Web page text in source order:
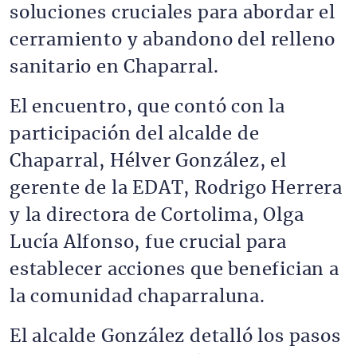
soluciones cruciales para abordar el
cerramiento y abandono del relleno
sanitario en Chaparral.
El encuentro, que contó con la
participación del alcalde de
Chaparral, Hélver González, el
gerente de la EDAT, Rodrigo Herrera
y la directora de Cortolima, Olga
Lucía Alfonso, fue crucial para
establecer acciones que benefician a
la comunidad chaparraluna.
El alcalde González detalló los pasos